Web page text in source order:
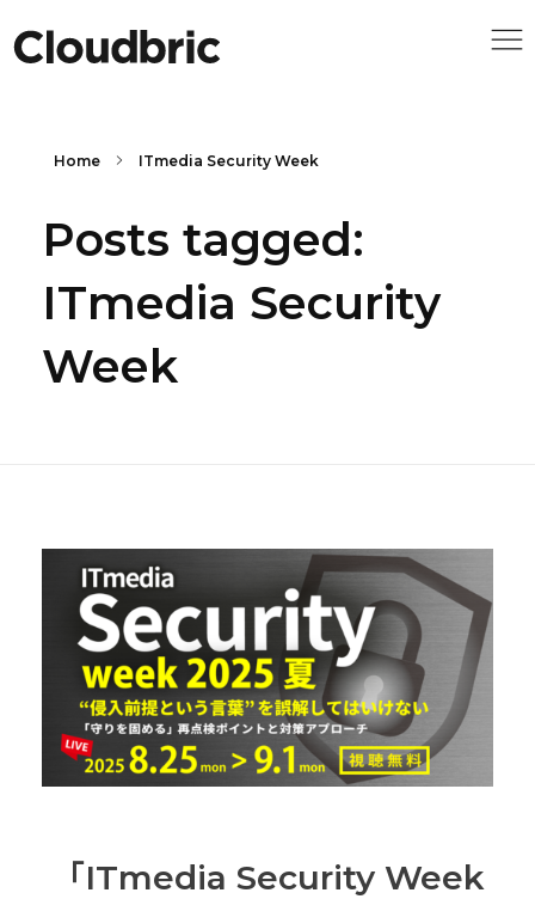
Home ITmedia Security Week
Posts tagged:
ITmedia Security
Week
「ITmedia Security Week